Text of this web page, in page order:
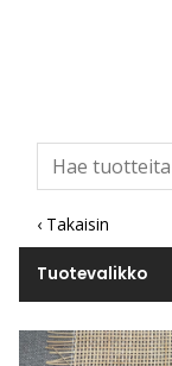
‹ Takaisin
Tuotevalikko